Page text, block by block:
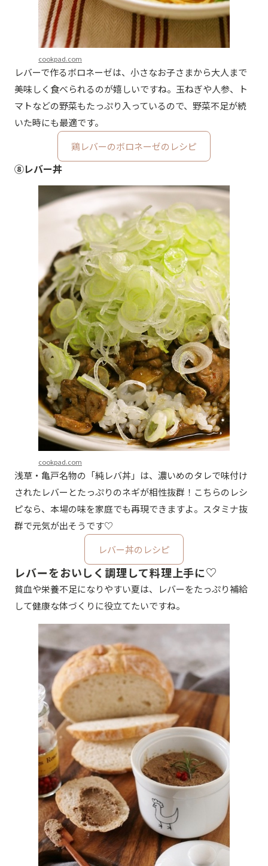
cookpad.com
レバーで作るボロネーゼは、小さなお子さまから大人まで
美味しく食べられるのが嬉しいですね。玉ねぎや人参、ト
マトなどの野菜もたっぷり入っているので、野菜不足が続
いた時にも最適です。
鶏レバーのボロネーゼのレシピ
⑧レバー丼
cookpad.com
浅草・亀戸名物の「純レバ丼」は、濃いめのタレで味付け
されたレバーとたっぷりのネギが相性抜群！こちらのレシ
ピなら、本場の味を家庭でも再現できますよ。スタミナ抜
群で元気が出そうです♡
レバー丼のレシピ
レバーをおいしく調理して料理上手に♡
貧血や栄養不足になりやすい夏は、レバーをたっぷり補給
して健康な体づくりに役立てたいですね。